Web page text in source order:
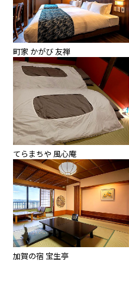
町家 かがび 友禅
てらまちや 風心庵
加賀の宿 宝生亭